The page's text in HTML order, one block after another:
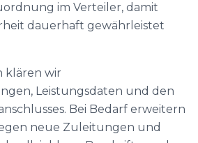
im Verteiler, damit
dauerhaft gewährleistet
klären wir
Leistungsdaten und den
Bei Bedarf erweitern
neue Zuleitungen und